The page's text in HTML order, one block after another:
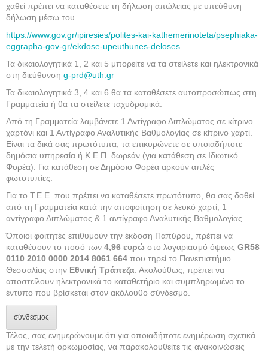
χαθεί πρέπει να καταθέσετε τη δήλωση απώλειας με υπεύθυνη
δήλωση μέσω του
https://www.gov.gr/ipiresies/polites-kai-kathemerinoteta/psephiaka-
eggrapha-gov-gr/ekdose-upeuthunes-deloses
Τα δικαιολογητικά 1, 2 και 5 μπορείτε να τα στείλετε και ηλεκτρονικά
στη διεύθυνση g-prd@uth.gr
Τα δικαιολογητικά 3, 4 και 6 θα τα καταθέσετε αυτοπροσώπως στη
Γραμματεία ή θα τα στείλετε ταχυδρομικά.
Από τη Γραμματεία λαμβάνετε 1 Αντίγραφο Διπλώματος σε κίτρινο
χαρτόνι και 1 Αντίγραφο Αναλυτικής Βαθμολογίας σε κίτρινο χαρτί.
Είναι τα δικά σας πρωτότυπα, τα επικυρώνετε σε οποιαδήποτε
δημόσια υπηρεσία ή Κ.Ε.Π. δωρεάν (για κατάθεση σε Ιδιωτικό
Φορέα). Για κατάθεση σε Δημόσιο Φορέα αρκούν απλές
φωτοτυπίες.
Για το Τ.Ε.Ε. που πρέπει να καταθέσετε πρωτότυπο, θα σας δοθεί
από τη Γραμματεία κατά την αποφοίτηση σε λευκό χαρτί, 1
αντίγραφο Διπλώματος & 1 αντίγραφο Αναλυτικής Βαθμολογίας.
Όποιοι φοιτητές επιθυμούν την έκδοση Παπύρου, πρέπει να
καταθέσουν το ποσό των 4,96 ευρώ στο λογαριασμό όψεως GR58
0110 2010 0000 2014 8061 664 που τηρεί το Πανεπιστήμιο
Θεσσαλίας στην Εθνική Τράπεζα . Ακολούθως, πρέπει να
αποστείλουν ηλεκτρονικά το καταθετήριο και συμπληρωμένο το
έντυπο που βρίσκεται στον ακόλουθο σύνδεσμο.
σύνδεσμος
Τέλος, σας ενημερώνουμε ότι για οποιαδήποτε ενημέρωση σχετικά
με την τελετή ορκωμοσίας, να παρακολουθείτε τις ανακοινώσεις